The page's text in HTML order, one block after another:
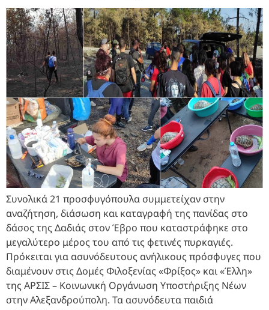
Συνολικά 21 προσφυγόπουλα συμμετείχαν στην
αναζήτηση, διάσωση και καταγραφή της πανίδας στο
δάσος της Δαδιάς στον Έβρο που καταστράφηκε στο
μεγαλύτερο μέρος του από τις φετινές πυρκαγιές.
Πρόκειται για ασυνόδευτους ανήλικους πρόσφυγες που
διαμένουν στις Δομές Φιλοξενίας «Φρίξος» και «Έλλη»
της ΑΡΣΙΣ – Κοινωνική Οργάνωση Υποστήριξης Νέων
στην Αλεξανδρούπολη. Τα ασυνόδευτα παιδιά